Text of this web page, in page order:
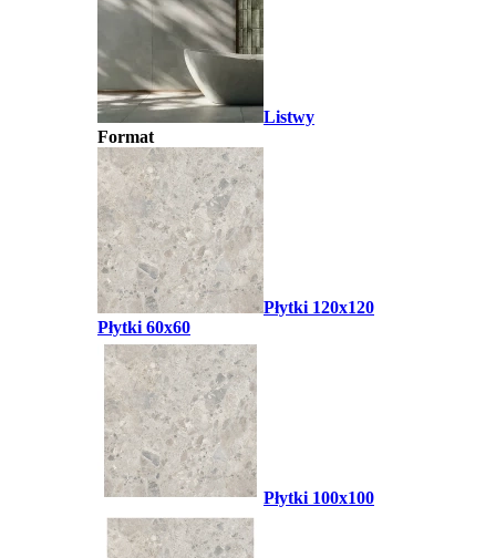
Listwy
Format
Płytki 120x120
Płytki 60x60
Płytki 100x100